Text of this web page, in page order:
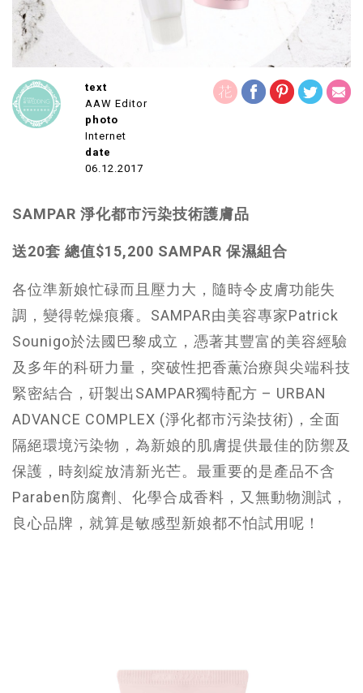
text
AAW Editor
photo
Internet
date
06.12.2017
SAMPAR 淨化都市污染技術護膚品
送20套 總值$15,200 SAMPAR 保濕組合
各位準新娘忙碌而且壓力大，隨時令皮膚功能失
調，變得乾燥痕癢。SAMPAR由美容專家Patrick
Sounigo於法國巴黎成立，憑著其豐富的美容經驗
及多年的科研力量，突破性把香薫治療與尖端科技
緊密結合，硏製出SAMPAR獨特配方 – URBAN
ADVANCE COMPLEX (淨化都市污染技術)，全面
隔絕環境污染物，為新娘的肌膚提供最佳的防禦及
保護，時刻綻放清新光芒。最重要的是產品不含
Paraben防腐劑、化學合成香料，又無動物測試，
良心品牌，就算是敏感型新娘都不怕試用呢！